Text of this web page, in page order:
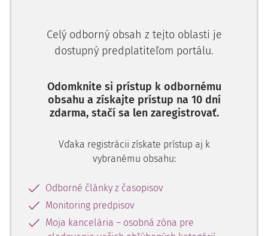
základné riešenia zjednocovania zmluvného práva
predstavené Komisiou. V tejto časti príspevku sa budeme
občianskeho práva v Európe a v súvislosti s prijatím
Európskeho občianskeho zákonníka sa zameriame na
ekonomické a politické argumenty jeho prijatia a na
práva na základe jednotného kódexu.
V. Metódy zjednocovania
občianskeho práva v Európe
Celý odborný obsah z tejto oblasti je
dostupný predplatiteľom portálu.
Odomknite si prístup k odbornému
obsahu a získajte prístup na 10 dní
zdarma, stačí sa len zaregistrovať.
Vďaka registrácii získate prístup aj k
vybranému obsahu:
Odborné články z časopisov
Monitoring predpisov
Moja kancelária – osobná zóna pre